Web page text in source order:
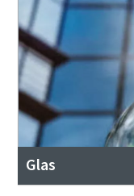
Glas